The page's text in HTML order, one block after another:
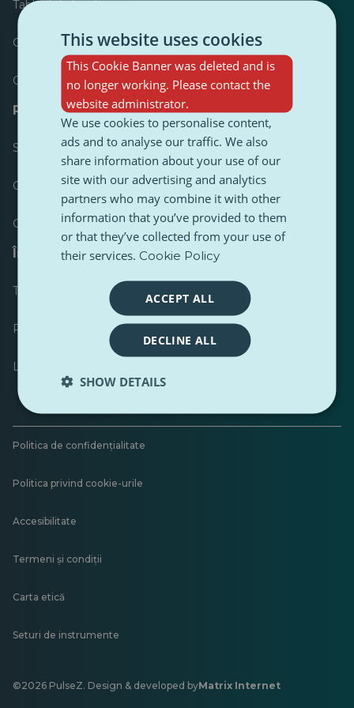
Tabloul de bord
Cele mai publicate
Cele mai urmărite
Resurse pentru jurnaliști
Seturi de instrumente
Ghid de stil pentru conținut PulseZ
Ghid de postare pentru contributori PulseZ
Întrebări frecvente
Trimiteți o cerere
Raportați o problemă
Lăsați feedback
Politica de confidențialitate
Politica privind cookie-urile
Accesibilitate
Termeni și condiții
Carta etică
Seturi de instrumente
©2026 PulseZ. Design & developed byMatrix Internet
Se
This website uses cookies
This Cookie Banner was deleted and is
no longer working. Please contact the
website administrator.
We use cookies to personalise content,
ads and to analyse our traffic. We also
share information about your use of our
site with our advertising and analytics
partners who may combine it with other
information that you’ve provided to them
or that they’ve collected from your use of
their services. Cookie Policy
ACCEPT ALL
DECLINE ALL
SHOW DETAILS